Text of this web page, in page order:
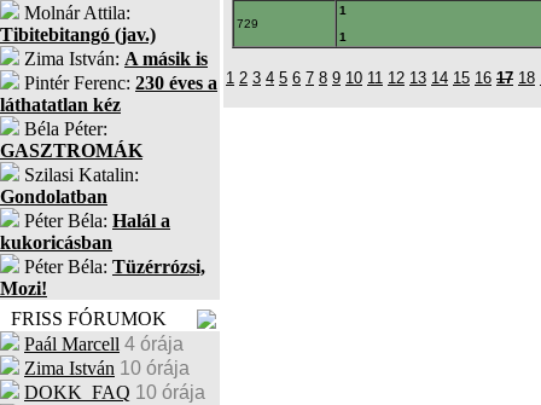
Molnár Attila:
Tibitebitangó (jav.)
Zima István: A másik is
Pintér Ferenc: 230 éves a
láthatatlan kéz
Béla Péter:
GASZTROMÁK
Szilasi Katalin:
Gondolatban
Péter Béla: Halál a
kukoricásban
Péter Béla: Tüzérrózsi,
Mozi!
FRISS FÓRUMOK
Paál Marcell 4 órája
Zima István 10 órája
DOKK_FAQ 10 órája
729
1
1
1 2 3 4 5 6 7 8 9 10 11 12 13 14 15 16 17 18